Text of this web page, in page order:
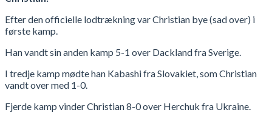
Efter den officielle lodtrækning var Christian bye (sad over) i
første kamp.
Han vandt sin anden kamp 5-1 over Dackland fra Sverige.
I tredje kamp mødte han Kabashi fra Slovakiet, som Christian
vandt over med 1-0.
Fjerde kamp vinder Christian 8-0 over Herchuk fra Ukraine.